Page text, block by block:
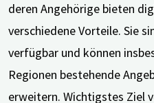
deren Angehörige bieten
verschiedene Vorteile. Sie
verfügbar und können
Regionen bestehende
erweitern. Wichtigstes Ziel